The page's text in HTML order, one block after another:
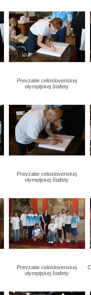
Prevzatie celoslovenskej
olympijskej štafety
Prevzatie celoslovenskej
olympijskej štafety
Prevzatie celoslovenskej
olympijskej štafety